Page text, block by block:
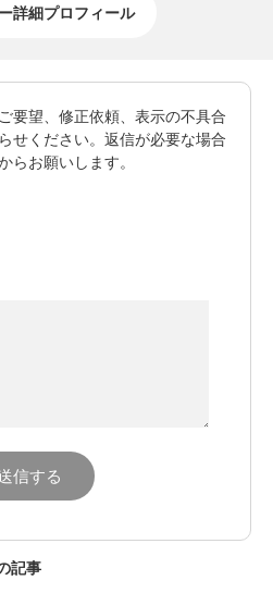
詳細プロフィール
要望、修正依頼、表示の不具合
せください。返信が必要な場合
らお願いします。
記事